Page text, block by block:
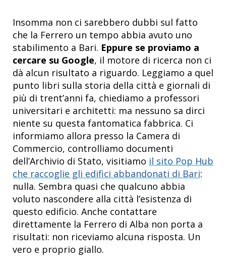
Insomma non ci sarebbero dubbi sul fatto
che la Ferrero un tempo abbia avuto uno
stabilimento a Bari. Eppure se proviamo a
cercare su Google, il motore di ricerca non ci
dà alcun risultato a riguardo. Leggiamo a quel
punto libri sulla storia della città e giornali di
più di trent’anni fa, chiediamo a professori
universitari e architetti: ma nessuno sa dirci
niente su questa fantomatica fabbrica. Ci
informiamo allora presso la Camera di
Commercio, controlliamo documenti
dell’Archivio di Stato, visitiamo il sito Pop Hub
che raccoglie gli edifici abbandonati di Bari:
nulla. Sembra quasi che qualcuno abbia
voluto nascondere alla città l’esistenza di
questo edificio. Anche contattare
direttamente la Ferrero di Alba non porta a
risultati: non riceviamo alcuna risposta. Un
vero e proprio giallo.